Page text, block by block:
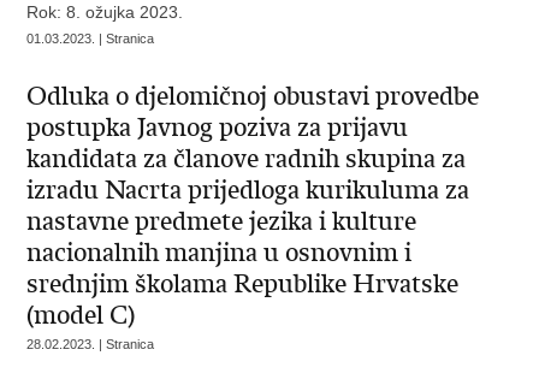
Rok: 8. ožujka 2023.
01.03.2023. | Stranica
Odluka o djelomičnoj obustavi provedbe
postupka Javnog poziva za prijavu
kandidata za članove radnih skupina za
izradu Nacrta prijedloga kurikuluma za
nastavne predmete jezika i kulture
nacionalnih manjina u osnovnim i
srednjim školama Republike Hrvatske
(model C)
28.02.2023. | Stranica